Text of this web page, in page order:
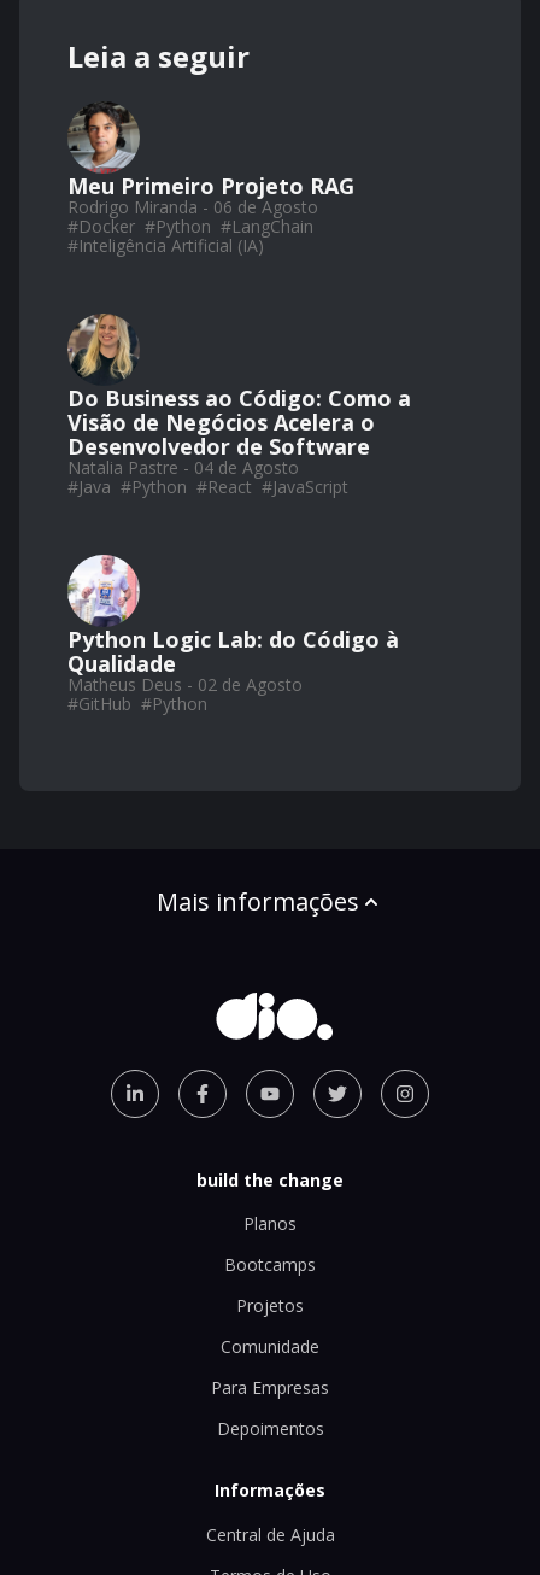
Leia a seguir
Meu Primeiro Projeto RAG
Rodrigo Miranda - 06 de Agosto
#Docker #Python #LangChain
#Inteligência Artificial (IA)
Do Business ao Código: Como a
Visão de Negócios Acelera o
Desenvolvedor de Software
Natalia Pastre - 04 de Agosto
#Java #Python #React #JavaScript
Python Logic Lab: do Código à
Qualidade
Matheus Deus - 02 de Agosto
#GitHub #Python
Mais informações
build the change
Planos
Bootcamps
Projetos
Comunidade
Para Empresas
Depoimentos
Informações
Central de Ajuda